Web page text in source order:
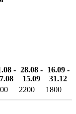
- 28.08 -
15.09
16.09 -
31.12
2200 1800